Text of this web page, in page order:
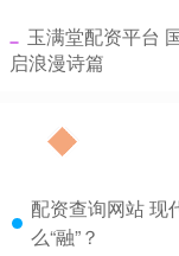
玉满堂配资平台
启浪漫诗篇
配资查询网站 现
么“融”？